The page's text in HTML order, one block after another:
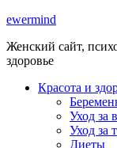
ewermind
Женский сайт,
здоровье
Красота и
Уход за
Уход за
Диеты